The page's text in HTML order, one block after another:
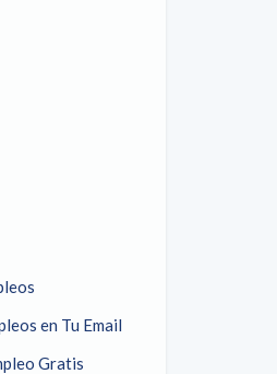
en Tu Email
Gratis